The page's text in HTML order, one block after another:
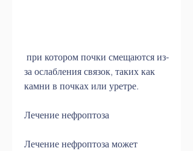
за ослабления связок, таких как
камни в почках или уретре.
Лечение нефроптоза
Лечение нефроптоза может